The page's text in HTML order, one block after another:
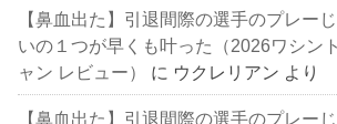
【鼻血出た】引退間際の選手のプレー
いの１つが早くも叶った（2026ワシン
ャン レビュー）
に ウクレリアン より
【鼻血出た】引退間際の選手のプレー